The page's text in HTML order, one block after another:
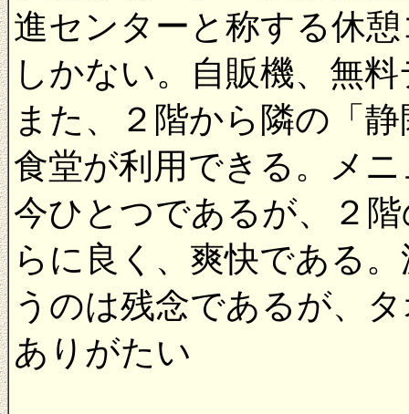
進センターと称する休
しかない。自販機、無
また、２階から隣の「
食堂が利用できる。メ
今ひとつであるが、２
らに良く、爽快である
うのは残念であるが、
ありがたい